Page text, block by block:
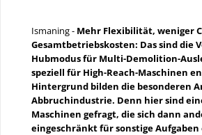
Ismaning - Mehr Flexibilität, weniger
Gesamtbetriebskosten: Das sind die
Hubmodus für Multi-Demolition-
speziell für High-Reach-Maschinen
Hintergrund bilden die besonderen
Abbruchindustrie. Denn hier sind
Maschinen gefragt, die sich dann
eingeschränkt für sonstige Aufgaben